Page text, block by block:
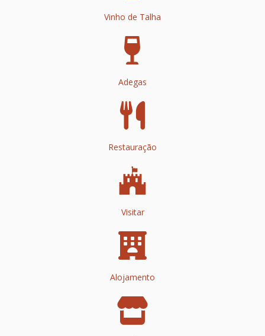
Vinho de Talha
Adegas
Restauração
Visitar
Alojamento